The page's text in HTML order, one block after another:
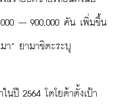
– 900,000 คัน เพิ่มขึ้น
า” ยามาชิตะระบุ
นปี 2564 โตโยต้าตั้งเป้า